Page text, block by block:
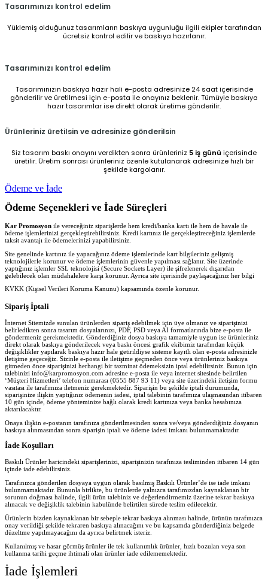
Tasarımınızı kontrol edelim
Yüklemiş olduğunuz tasarımların baskıya uygunluğu ilgili ekipler tarafından
ücretsiz kontrol edilir ve baskıya hazırlanır.
Tasarımınızı kontrol edelim
Tasarımınızın baskıya hazır hali e-posta adresinize 24 saat içerisinde
gönderilir ve üretilmesi için e-posta ile onayınız beklenir. Tümüyle baskıya
hazır tasarımlar ise direkt olarak üretime gönderilir.
Ürünleriniz üretilsin ve adresinize gönderilsin
Siz tasarım baskı onayını verdikten sonra ürünleriniz 5 iş günü içerisinde
üretilir. Üretim sonrası ürünleriniz özenle kutulanarak adresinize hızlı bir
şekilde kargolanır.
Ödeme ve İade
Ödeme Seçenekleri ve İade Süreçleri
Kar Promosyon ile vereceğiniz siparişlerde hem kredi/banka kartı ile hem de havale ile
ödeme işlemlerinizi gerçekleştirebilirsiniz. Kredi kartınız ile gerçekleştireceğiniz işlemlerde
taksit avantajı ile ödemelerinizi yapabilirsiniz.
Site genelinde kartınız ile yapacağınız ödeme işlemlerinde kart bilgileriniz gelişmiş
teknolojilerle korunur ve ödeme işlemlerinin güvenle yapılması sağlanır. Site üzerinde
yaptığınız işlemler SSL teknolojisi (Secure Sockets Layer) ile şifrelenerek dışarıdan
gelebilecek olan müdahalelere karşı korunur. Ayrıca site içerisinde paylaşacağınız her bilgi
KVKK (Kişisel Verileri Koruma Kanunu) kapsamında özenle korunur.
Sipariş İptali
İnternet Sitemizde sunulan ürünlerden sipariş edebilmek için üye olmanız ve siparişinizi
belirledikten sonra tasarım dosyalarınızı, PDF, PSD veya AI formatlarında bize e-posta ile
göndermeniz gerekmektedir. Gönderdiğiniz dosya baskıya tamamiyle uygun ise ürünleriniz
direkt olarak baskıya gönderilecek veya baskı öncesi grafik ekibimiz tarafından küçük
değişiklikler yapılarak baskıya hazır hale getirildiyse sisteme kayıtlı olan e-posta adresinizle
iletişime geçeceğiz. Sizinle e-posta ile iletişime geçmeden önce veya ürünleriniz baskıya
gitmeden önce siparişinizi herhangi bir tazminat ödemeksizin iptal edebilirsiniz. Bunun için
talebinizi info@karpromosyon.com adresine e-posta ile veya internet sitesinde belirtilen
‘Müşteri Hizmetleri’ telefon numarası (0555 887 93 11) veya site üzerindeki iletişim formu
vasıtası ile tarafımıza iletmeniz gerekmektedir. Siparişin bu şekilde iptali durumunda,
siparişinize ilişkin yaptığınız ödemenin iadesi, iptal talebinin tarafımıza ulaşmasından itibaren
10 gün içinde, ödeme yönteminize bağlı olarak kredi kartınıza veya banka hesabınıza
aktarılacaktır.
Onaya ilişkin e-postanın tarafınıza gönderilmesinden sonra ve/veya gönderdiğiniz dosyanın
baskıya alınmasından sonra siparişin iptali ve ödeme iadesi imkanı bulunmamaktadır.
İade Koşulları
Baskılı Ürünler haricindeki siparişlerinizi, siparişinizin tarafınıza tesliminden itibaren 14 gün
içinde iade edebilirsiniz.
Tarafınızca gönderilen dosyaya uygun olarak basılmış Baskılı Ürünler’de ise iade imkanı
bulunmamaktadır. Bununla birlikte, bu ürünlerde yalnızca tarafımızdan kaynaklanan bir
sorunun doğması halinde, ilgili ürün talebiniz ve değerlendirmemiz üzerine tekrar baskıya
alınacak ve değişiklik talebinin kabulünde belirtilen sürede teslim edilecektir.
Ürünlerin bizden kaynaklanan bir sebeple tekrar baskıya alınması halinde, ürünün tarafınızca
onay verildiği şekilde tekraren baskıya alınacağını ve bu kapsamda gönderdiğiniz belgede
düzeltme yapılmayacağını da ayrıca belirtmek isteriz.
Kullanılmış ve hasar görmüş ürünler ile tek kullanımlık ürünler, hızlı bozulan veya son
kullanma tarihi geçme ihtimali olan ürünler iade edilememektedir.
İade İşlemleri